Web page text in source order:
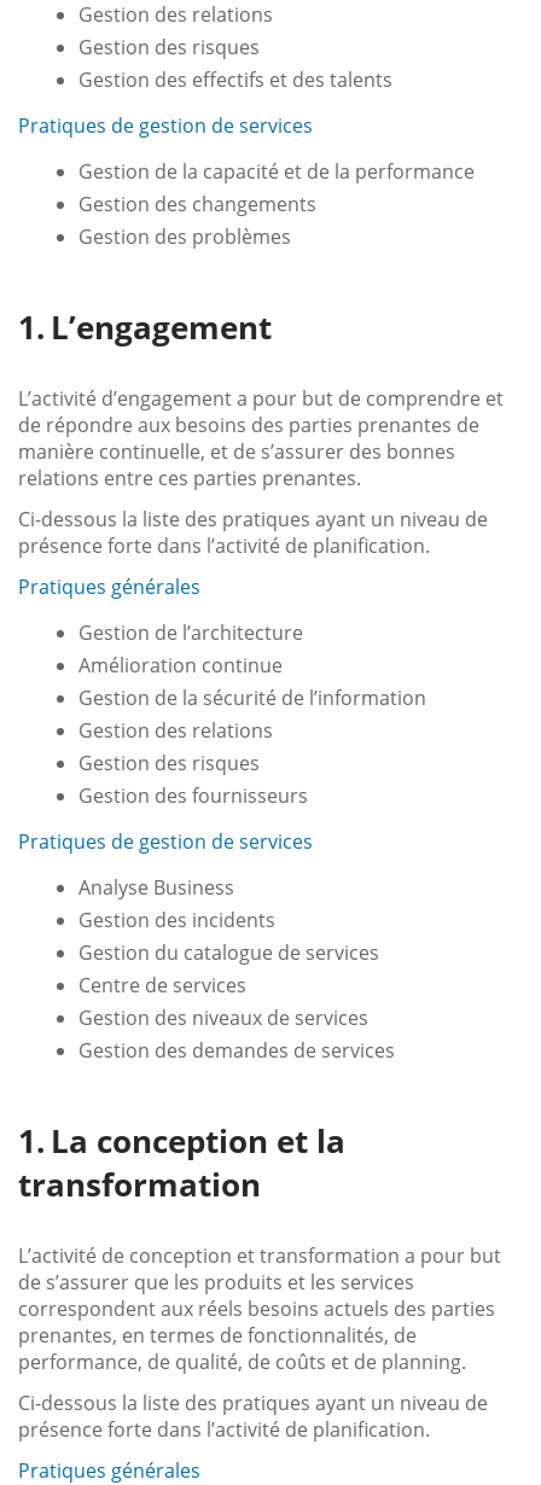
Gestion des relations
Gestion des risques
Gestion des effectifs et des talents
Pratiques de gestion de services
Gestion de la capacité et de la performance
Gestion des changements
Gestion des problèmes
L’engagement
L’activité d’engagement a pour but de comprendre et
de répondre aux besoins des parties prenantes de
manière continuelle, et de s’assurer des bonnes
relations entre ces parties prenantes.
Ci-dessous la liste des pratiques ayant un niveau de
présence forte dans l’activité de planification.
Pratiques générales
Gestion de l’architecture
Amélioration continue
Gestion de la sécurité de l’information
Gestion des relations
Gestion des risques
Gestion des fournisseurs
Pratiques de gestion de services
Analyse Business
Gestion des incidents
Gestion du catalogue de services
Centre de services
Gestion des niveaux de services
Gestion des demandes de services
La conception et la
transformation
L’activité de conception et transformation a pour but
de s’assurer que les produits et les services
correspondent aux réels besoins actuels des parties
prenantes, en termes de fonctionnalités, de
performance, de qualité, de coûts et de planning.
Ci-dessous la liste des pratiques ayant un niveau de
présence forte dans l’activité de planification.
Pratiques générales